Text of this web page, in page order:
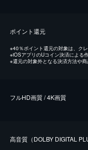
ポイント還元
※40％ポイント還元の対象は、ク
※iOSアプリのUコイン決済による
※還元の対象外となる決済方法や
フルHD画質 / 4K画質
⾼⾳質（DOLBY DIGITAL